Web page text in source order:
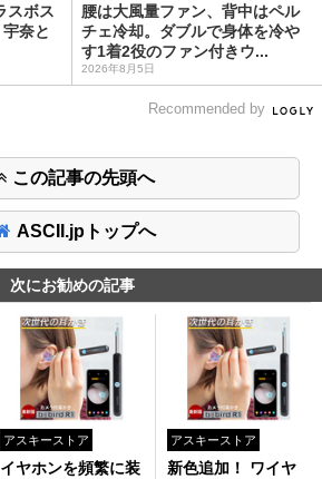
スボス
奈と
腰は大風量ファン、背中はペル
チェ冷却。ダブルで身体を冷や
す1着2役のファン付きウ...
2026年8月5日
Recommended by
この記事の先頭へ
ASCII.jpトップへ
次にお勧めの記事
アスキーストア
イヤホンを頻繁に装
アスキーストア
新色追加！ ワイヤ